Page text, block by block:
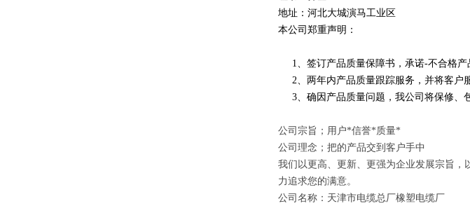
地址：河北大城演马工业区
本公司郑重声明：
1、签订产品质量保障书，承诺-不合格产
2、两年内产品质量跟踪服务，并将客户
3、确因产品质量问题，我公司将保修、
公司宗旨；用户*信誉*质量*
公司理念；把的产品交到客户手中
我们以更高、更新、更强为企业发展宗旨
力追求您的满意。
公司名称：天津市电缆总厂橡塑电缆厂